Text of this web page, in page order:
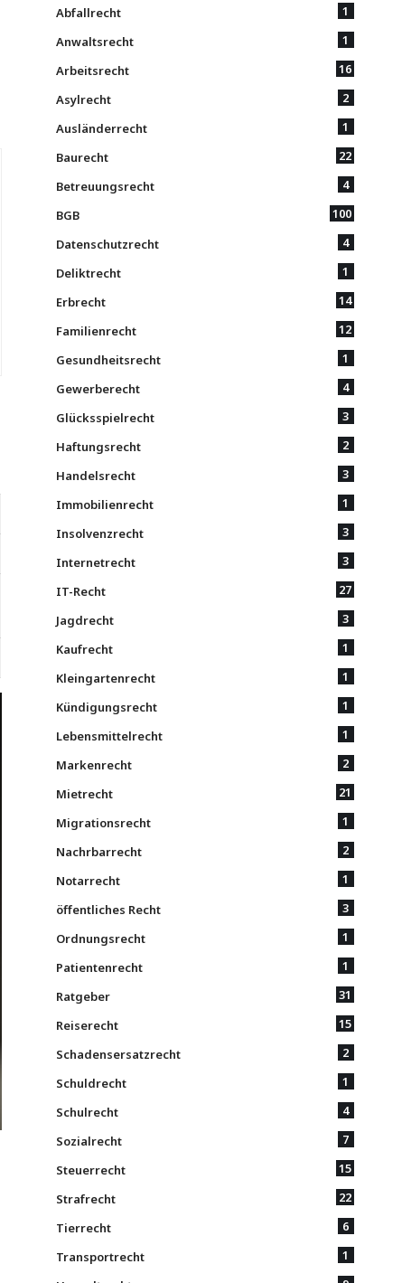
Abfallrecht
1
Anwaltsrecht
1
Arbeitsrecht
16
Asylrecht
2
Ausländerrecht
1
Baurecht
22
Betreuungsrecht
4
BGB
100
Datenschutzrecht
4
Deliktrecht
1
Erbrecht
14
Familienrecht
12
Gesundheitsrecht
1
Gewerberecht
4
Glücksspielrecht
3
Haftungsrecht
2
Handelsrecht
3
Immobilienrecht
1
Insolvenzrecht
3
Internetrecht
3
IT-Recht
27
Jagdrecht
3
Kaufrecht
1
Kleingartenrecht
1
Kündigungsrecht
1
Lebensmittelrecht
1
Markenrecht
2
Mietrecht
21
Migrationsrecht
1
Nachrbarrecht
2
Notarrecht
1
öffentliches Recht
3
Ordnungsrecht
1
Patientenrecht
1
Ratgeber
31
Reiserecht
15
Schadensersatzrecht
2
Schuldrecht
1
Schulrecht
4
Sozialrecht
7
Steuerrecht
15
Strafrecht
22
Tierrecht
6
Transportrecht
1